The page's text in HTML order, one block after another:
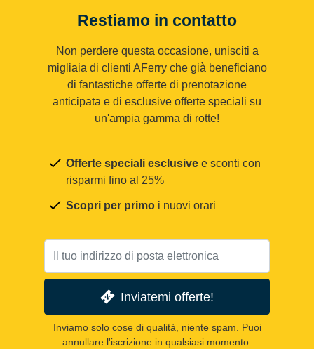
Restiamo in contatto
Non perdere questa occasione, unisciti a
migliaia di clienti AFerry che già beneficiano
di fantastiche offerte di prenotazione
anticipata e di esclusive offerte speciali su
un'ampia gamma di rotte!
Offerte speciali esclusive e sconti con
risparmi fino al 25%
Scopri per primo i nuovi orari
Inviatemi offerte!
Inviamo solo cose di qualità, niente spam. Puoi
annullare l'iscrizione in qualsiasi momento.